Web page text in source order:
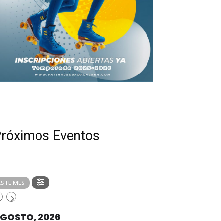
Eventos
MES
2026